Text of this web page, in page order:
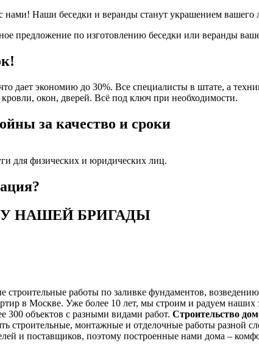
нами! Наши беседки и веранды станут украшением
предложение по изготовлению беседки или веранды
дает экономию до 30%. Все специалисты в штате, а
окон, дверей. Всё под ключ при необходимости.
за качество и сроки
для физических и юридических лиц.
НАШЕЙ БРИГАДЫ
работы по заливке фундаментов,
в Москве. Уже более 10 лет, мы строим и радуем
300 объектов с разными видами работ. Строительство
строительные, монтажные и отделочные работы разной
и поставщиков, поэтому построенные нами дома –